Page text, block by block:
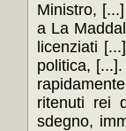
Ministro,
a La
licenziati
politica,
ritenuti rei
sdegno,